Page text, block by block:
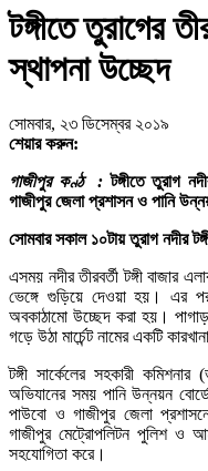
টঙ্গীতে তুরাগের
স্থাপনা উচ্ছেদ
সোমবার, ২৩ ডিসেম্বর ২০১৯
শেয়ার করুন:
গাজীপুর কণ্ঠ : টঙ্গীতে তুরাগ
গাজীপুর জেলা প্রশাসন ও পানি
সোমবার সকাল ১০টায় তুরাগ নদীর
এসময় নদীর তীরবর্তী টঙ্গী বাজার
ভেঙ্গে গুড়িয়ে দেওয়া হয়। এর
অবকাঠামো উচ্ছেদ করা হয়।
গড়ে উঠা মার্চেন্ট নামের একটি
টঙ্গী সার্কেলের সহকারী
অভিযানের সময় পানি উন্নয়ন
পাউবো ও গাজীপুর জেলা
গাজীপুর মেট্রোপলিটন পুলিশ ও
সহযোগিতা করে।